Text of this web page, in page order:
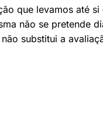
que levamos até
não se pretende
substitui a